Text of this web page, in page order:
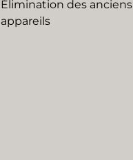
Élimination des anciens
appareils